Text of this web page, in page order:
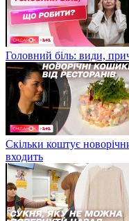
Головний біль: види,
Скільки коштує
входить